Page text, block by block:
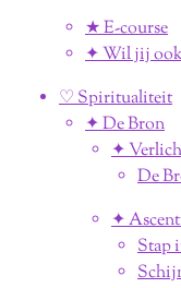
★ E-course
✦ Wil jij ook
♡ Spiritualiteit
✦ De Bron
✦
De
✦
Stap